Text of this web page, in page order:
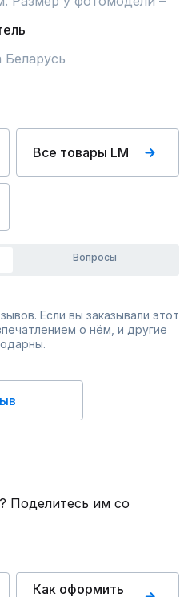
Беларусь
Все товары LM
Вопросы
Если вы заказывали этот
о нём, и другие
Поделитесь им со
Как оформить